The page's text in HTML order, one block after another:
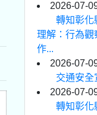
2026-07-
轉知彰化
理解：行為觀
作...
2026-07-
交通安全
2026-07-
轉知彰化